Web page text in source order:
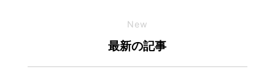
New
最新の記事